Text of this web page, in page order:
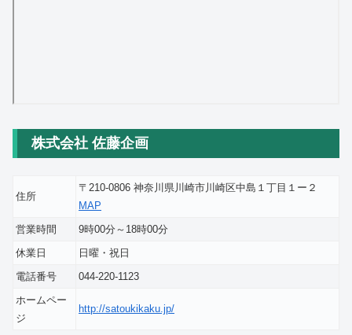
株式会社 佐藤企画
住所
〒210-0806 神奈川県川崎市川崎区中島１丁目１ー２
MAP
営業時間
9時00分～18時00分
休業日
日曜・祝日
電話番号
044-220-1123
ホームペー
ジ
http://satoukikaku.jp/